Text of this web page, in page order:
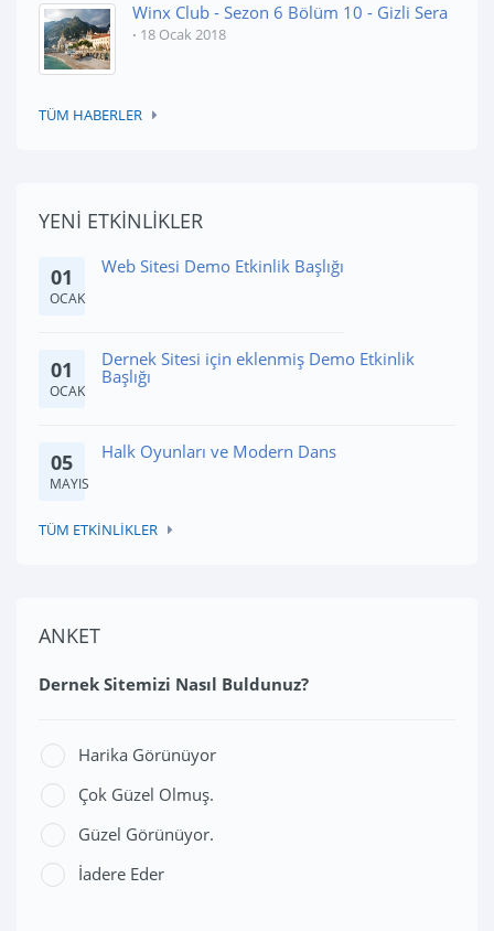
Winx Club - Sezon 6 Bölüm 10 - Gizli Sera
18 Ocak 2018
TÜM HABERLER
YENİ ETKİNLİKLER
01
OCAK
Web Sitesi Demo Etkinlik Başlığı
01
OCAK
Dernek Sitesi için eklenmiş Demo Etkinlik
Başlığı
05
MAYIS
Halk Oyunları ve Modern Dans
TÜM ETKİNLİKLER
ANKET
Dernek Sitemizi Nasıl Buldunuz?
Harika Görünüyor
Çok Güzel Olmuş.
Güzel Görünüyor.
İadere Eder